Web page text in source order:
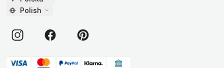
Polish